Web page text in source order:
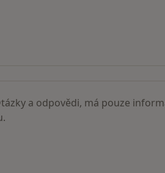
a odpovědi, má pouze